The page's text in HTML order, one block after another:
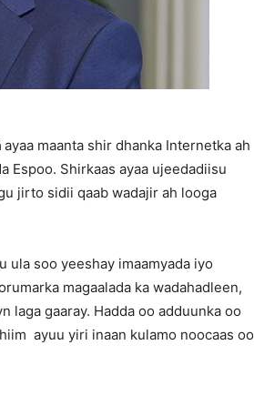
ayaa maanta shir dhanka Internetka ah
Espoo. Shirkaas ayaa ujeedadiisu
jirto sidii qaab wadajir ah looga
ula soo yeeshay imaamyada iyo
magaalada ka wadahadleen,
laga gaaray. Hadda oo adduunka oo
ayuu yiri inaan kulamo noocaas oo